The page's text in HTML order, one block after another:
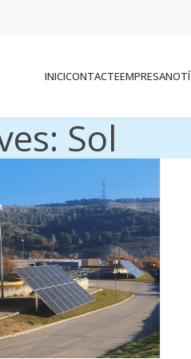
INICICONTACTEEMPRESA
Sol